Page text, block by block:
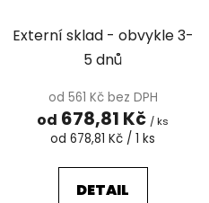
Externí sklad - obvykle 3-
5 dnů
od 561 Kč bez DPH
od 678,81 Kč / ks
Měrná
od 678,81 Kč / 1 ks
DETAIL